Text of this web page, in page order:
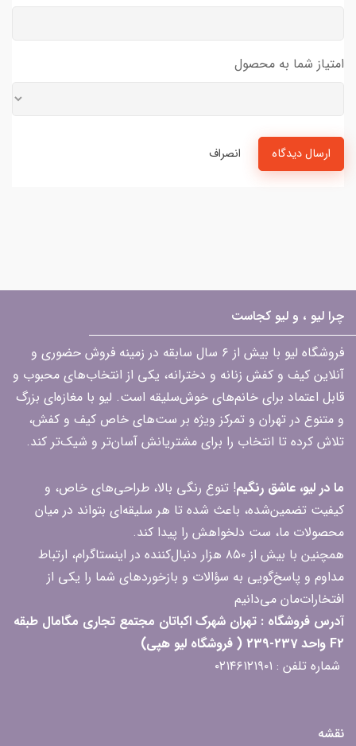
امتیاز شما به محصول
ارسال دیدگاه انصراف
چرا لیو ، و لیو کجاست
فروشگاه لیو با بیش از ۶ سال سابقه در زمینه فروش حضوری و
آنلاین کیف و کفش زنانه و دخترانه، یکی از انتخاب‌های محبوب و
قابل اعتماد برای خانم‌های خوش‌سلیقه است. لیو با مغازه‌ای بزرگ
و متنوع در تهران و تمرکز ویژه بر ست‌های خاص کیف و کفش،
تلاش کرده تا انتخاب را برای مشتریانش آسان‌تر و شیک‌تر کند.
ما در لیو، عاشق رنگیم! تنوع رنگی بالا، طراحی‌های خاص، و
کیفیت تضمین‌شده، باعث شده تا هر سلیقه‌ای بتواند در میان
محصولات ما، ست دلخواهش را پیدا کند.
همچنین با بیش از ۸۵۰ هزار دنبال‌کننده در اینستاگرام، ارتباط
مداوم و پاسخ‌گویی به سؤالات و بازخوردهای شما را یکی از
افتخارات‌مان می‌دانیم
آدرس فروشگاه : تهران شهرک اکباتان مجتمع تجاری مگامال طبقه
F2 واحد 237-239 ( فروشگاه لیو هپی)
شماره تلفن : ۰۲۱۴۶۱۲۱۹۰۱
نقشه